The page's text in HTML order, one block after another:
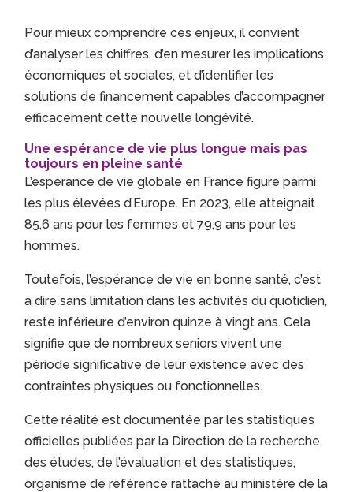
Pour mieux comprendre ces enjeux, il convient
d’analyser les chiffres, d’en mesurer les implications
économiques et sociales, et d’identifier les
solutions de financement capables d’accompagner
efficacement cette nouvelle longévité.
Une espérance de vie plus longue mais pas
toujours en pleine santé
L’espérance de vie globale en France figure parmi
les plus élevées d’Europe. En 2023, elle atteignait
85,6 ans pour les femmes et 79,9 ans pour les
hommes.
Toutefois, l’espérance de vie en bonne santé, c’est
à dire sans limitation dans les activités du quotidien,
reste inférieure d’environ quinze à vingt ans. Cela
signifie que de nombreux seniors vivent une
période significative de leur existence avec des
contraintes physiques ou fonctionnelles.
Cette réalité est documentée par les statistiques
officielles publiées par la Direction de la recherche,
des études, de l’évaluation et des statistiques,
organisme de référence rattaché au ministère de la